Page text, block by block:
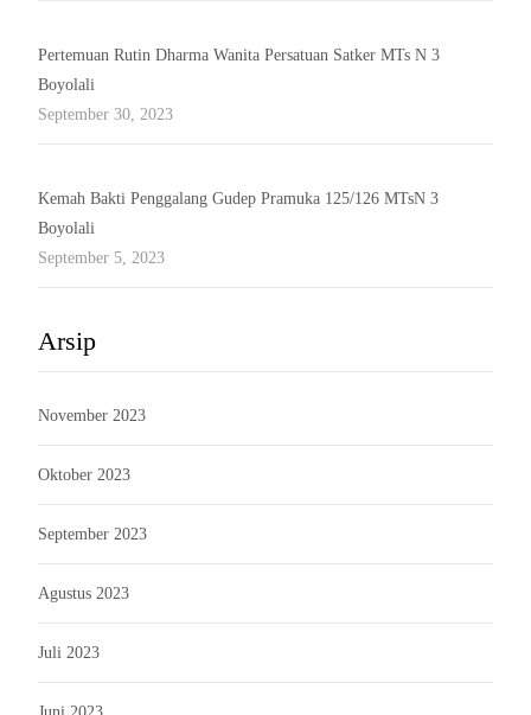
Pertemuan Rutin Dharma Wanita Persatuan Satker MTs N 3
Boyolali
September 30, 2023
Kemah Bakti Penggalang Gudep Pramuka 125/126 MTsN 3
Boyolali
September 5, 2023
Arsip
November 2023
Oktober 2023
September 2023
Agustus 2023
Juli 2023